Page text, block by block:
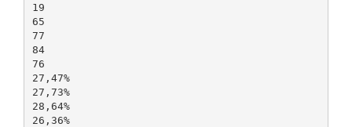
19
65
77
84
76
27,47%
27,73%
28,64%
26,36%